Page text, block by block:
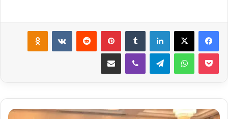
لينكدإن بينتيريست
‫Pocket واتساب تيلقرام ڤايبر مشاركة عبر البريد
المركز